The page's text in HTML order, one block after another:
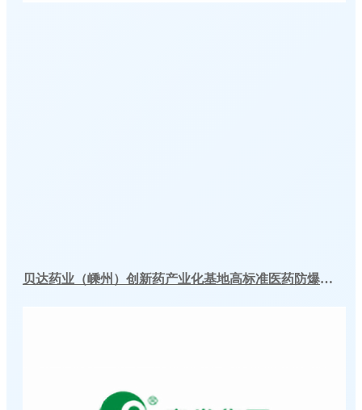
贝达药业（嵊州）创新药产业化基地高标准医药防爆冷库建造工程案例